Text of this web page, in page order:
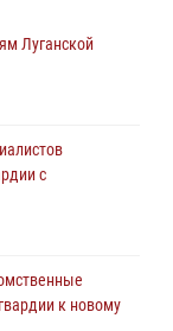
Луганской
с
к новому